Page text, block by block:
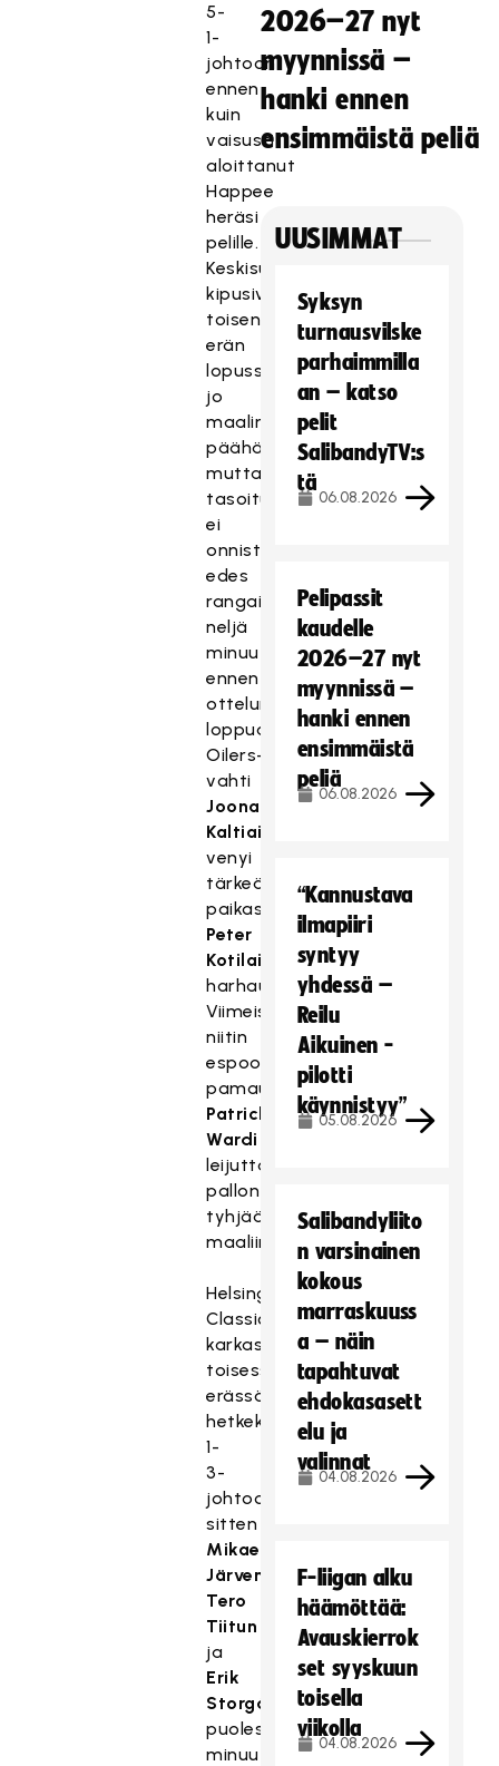
5-
1-
johtoon
ennen
kuin
vaisusti
aloittanut
Happee
heräsi
pelille.
Keskisuomalaiset
kipusivat
toisen
erän
lopussa
jo
maalin
päähän,
mutta
tasoitus
ei
onnistunut
edes
rangaistuslaukauksesta
neljä
minuuttia
ennen
ottelun
loppua.
Oilers-
vahti
Joonas
Kaltiainen
venyi
tärkeässä
paikassa
Peter
Kotilaisen
harhautukseen.
Viimeisen
niitin
espoolaisvoitolle
pamautti
Patrick
Wardi
leijuttamalla
pallon
tyhjään
maaliin.
Helsingissä
Classic
karkasi
toisessa
erässä
hetkeksi
1-
3-
johtoon,
sitten
Mikael
Järven
Tero
Tiitun
ja
Erik
Storgårdsin
puolessatoista
minuutissa
2026–27 nyt
myynnissä –
hanki ennen
ensimmäistä peliä
UUSIMMAT
Syksyn
turnausvilske
parhaimmilla
an – katso
pelit
SalibandyTV:s
tä
06.08.2026
Pelipassit
kaudelle
2026–27 nyt
myynnissä –
hanki ennen
ensimmäistä
peliä
06.08.2026
“Kannustava
ilmapiiri
syntyy
yhdessä –
Reilu
Aikuinen -
pilotti
käynnistyy”
05.08.2026
Salibandyliito
n varsinainen
kokous
marraskuuss
a – näin
tapahtuvat
ehdokasasett
elu ja
valinnat
04.08.2026
F-liigan alku
häämöttää:
Avauskierrok
set syyskuun
toisella
viikolla
04.08.2026